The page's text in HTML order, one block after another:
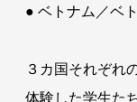
● ベトナム／ベ
３カ国それぞれ
体験した学生た